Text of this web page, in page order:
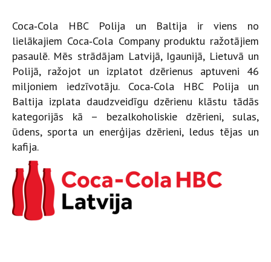
Coca‑Cola HBC Polija un Baltija ir viens no
lielākajiem Coca‑Cola Company produktu ražotājiem
pasaulē. Mēs strādājam Latvijā, Igaunijā, Lietuvā un
Polijā, ražojot un izplatot dzērienus aptuveni 46
miljoniem iedzīvotāju. Coca‑Cola HBC Polija un
Baltija izplata daudzveidīgu dzērienu klāstu tādās
kategorijās kā – bezalkoholiskie dzērieni, sulas,
ūdens, sporta un enerģijas dzērieni, ledus tējas un
kafija.